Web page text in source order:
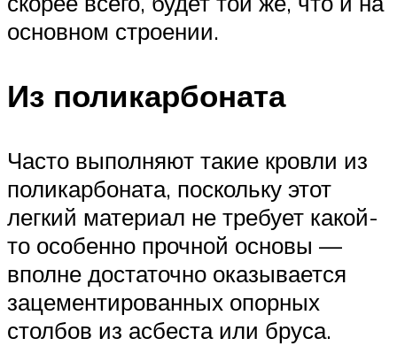
основном строении.
Из поликарбоната
Часто выполняют такие кровли из
поликарбоната, поскольку этот
легкий материал не требует какой-
то особенно прочной основы —
вполне достаточно оказывается
зацементированных опорных
столбов из асбеста или бруса.